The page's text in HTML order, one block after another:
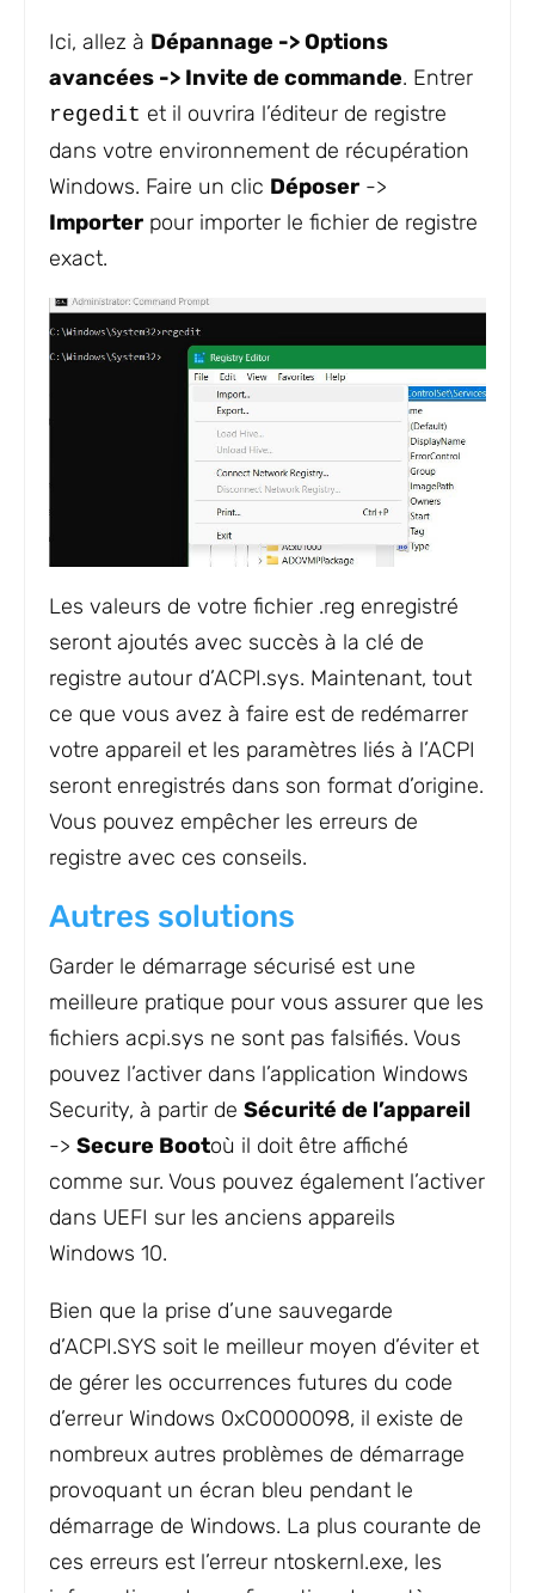
Ici, allez à Dépannage -> Options
avancées -> Invite de commande. Entrer
regedit et il ouvrira l’éditeur de registre
dans votre environnement de récupération
Windows. Faire un clic Déposer ->
Importer pour importer le fichier de registre
exact.
Les valeurs de votre fichier .reg enregistré
seront ajoutés avec succès à la clé de
registre autour d’ACPI.sys. Maintenant, tout
ce que vous avez à faire est de redémarrer
votre appareil et les paramètres liés à l’ACPI
seront enregistrés dans son format d’origine.
Vous pouvez empêcher les erreurs de
registre avec ces conseils.
Autres solutions
Garder le démarrage sécurisé est une
meilleure pratique pour vous assurer que les
fichiers acpi.sys ne sont pas falsifiés. Vous
pouvez l’activer dans l’application Windows
Security, à partir de Sécurité de l’appareil
-> Secure Bootoù il doit être affiché
comme sur. Vous pouvez également l’activer
dans UEFI sur les anciens appareils
Windows 10.
Bien que la prise d’une sauvegarde
d’ACPI.SYS soit le meilleur moyen d’éviter et
de gérer les occurrences futures du code
d’erreur Windows 0xC0000098, il existe de
nombreux autres problèmes de démarrage
provoquant un écran bleu pendant le
démarrage de Windows. La plus courante de
ces erreurs est l’erreur ntoskernl.exe, les